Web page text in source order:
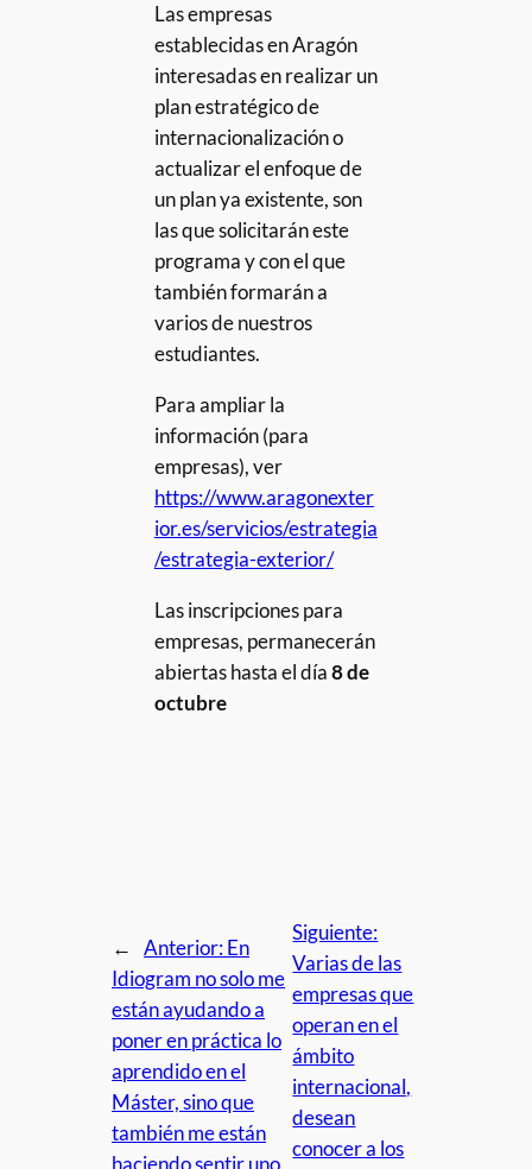
Las empresas
establecidas en Aragón
interesadas en realizar un
plan estratégico de
internacionalización o
actualizar el enfoque de
un plan ya existente, son
las que solicitarán este
programa y con el que
también formarán a
varios de nuestros
estudiantes.
Para ampliar la
información (para
empresas), ver
https://www.aragonexter
ior.es/servicios/estrategia
/estrategia-exterior/
Las inscripciones para
empresas, permanecerán
abiertas hasta el día8 de
octubre
← Anterior:En
Idiogram no solo me
están ayudando a
poner en práctica lo
aprendido en el
Máster, sino que
también me están
haciendo sentir uno
Siguiente:
Varias de las
empresas que
operan en el
ámbito
internacional,
desean
conocer a los